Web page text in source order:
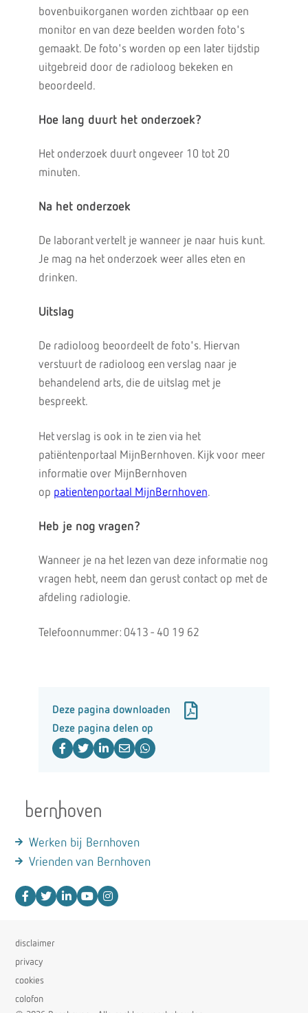
bovenbuikorganen worden zichtbaar op een
monitor en van deze beelden worden foto's
gemaakt. De foto's worden op een later tijdstip
uitgebreid door de radioloog bekeken en
beoordeeld.
Hoe lang duurt het onderzoek?
Het onderzoek duurt ongeveer 10 tot 20
minuten.
Na het onderzoek
De laborant vertelt je wanneer je naar huis kunt.
Je mag na het onderzoek weer alles eten en
drinken.
Uitslag
De radioloog beoordeelt de foto's. Hiervan
verstuurt de radioloog een verslag naar je
behandelend arts, die de uitslag met je
bespreekt.
Het verslag is ook in te zien via het
patiëntenportaal MijnBernhoven. Kijk voor meer
informatie over MijnBernhoven
op patientenportaal MijnBernhoven.
Heb je nog vragen?
Wanneer je na het lezen van deze informatie nog
vragen hebt, neem dan gerust contact op met de
afdeling radiologie.
Telefoonnummer: 0413 - 40 19 62
Deze pagina downloaden
Deze pagina delen op
Werken bij Bernhoven
Vrienden van Bernhoven
disclaimer
privacy
cookies
colofon